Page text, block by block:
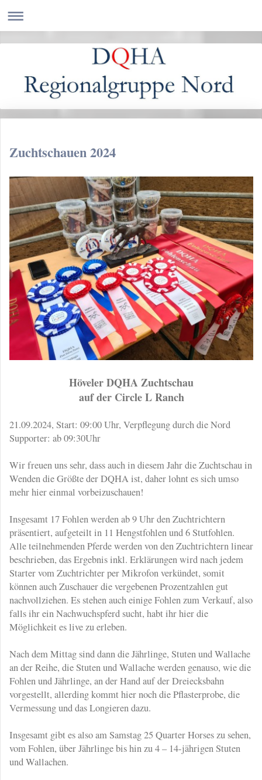
Zuchtschauen 2024
Höveler DQHA Zuchtschau
auf der Circle L Ranch
21.09.2024, Start: 09:00 Uhr, Verpflegung durch die Nord
Supporter: ab 09:30Uhr
Wir freuen uns sehr, dass auch in diesem Jahr die Zuchtschau in
Wenden die Größte der DQHA ist, daher lohnt es sich umso
mehr hier einmal vorbeizuschauen!
Insgesamt 17 Fohlen werden ab 9 Uhr den Zuchtrichtern
präsentiert, aufgeteilt in 11 Hengstfohlen und 6 Stutfohlen.
Alle teilnehmenden Pferde werden von den Zuchtrichtern linear
beschrieben, das Ergebnis inkl. Erklärungen wird nach jedem
Starter vom Zuchtrichter per Mikrofon verkündet, somit
können auch Zuschauer die vergebenen Prozentzahlen gut
nachvollziehen. Es stehen auch einige Fohlen zum Verkauf, also
falls ihr ein Nachwuchspferd sucht, habt ihr hier die
Möglichkeit es live zu erleben.
Nach dem Mittag sind dann die Jährlinge, Stuten und Wallache
an der Reihe, die Stuten und Wallache werden genauso, wie die
Fohlen und Jährlinge, an der Hand auf der Dreiecksbahn
vorgestellt, allerding kommt hier noch die Pflasterprobe, die
Vermessung und das Longieren dazu.
Insgesamt gibt es also am Samstag 25 Quarter Horses zu sehen,
vom Fohlen, über Jährlinge bis hin zu 4 – 14-jährigen Stuten
und Wallachen.